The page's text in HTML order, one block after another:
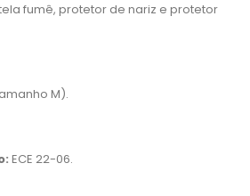
fumê, protetor de nariz e protetor
M).
ECE 22-06.